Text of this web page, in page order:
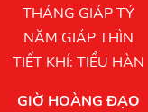
THÁNG GIÁP TÝ
NĂM GIÁP THÌN
TIẾT KHÍ: TIỂU HÀN
GIỜ HOÀNG ĐẠO